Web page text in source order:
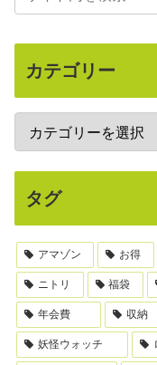
カテゴリー
タグ
アマゾン お得
ニトリ 福袋
年会費 収納
妖怪ウォッチ